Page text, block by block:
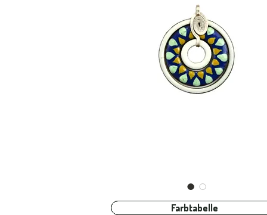
Farbtabelle
Farbtabelle